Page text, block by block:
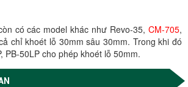
có các model khác như Revo-35, CM-705,
chỉ khoét lỗ 30mm sâu 30mm. Trong khi đó
PB-50LP cho phép khoét lỗ 50mm.